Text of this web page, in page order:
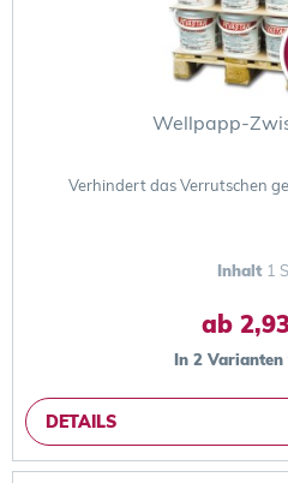
Wellpapp-
Verhindert das Verrutschen
Inhalt 1
ab
In 2
DETAILS